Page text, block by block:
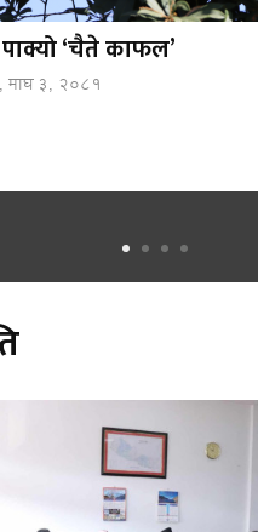
‘चैते काफल’
माघ ३, २०८१